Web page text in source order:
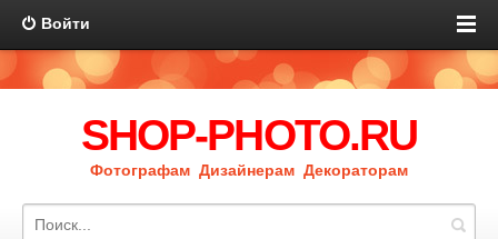
Войти
SHOP-PHOTO.RU
Фотографам Дизайнерам Декораторам